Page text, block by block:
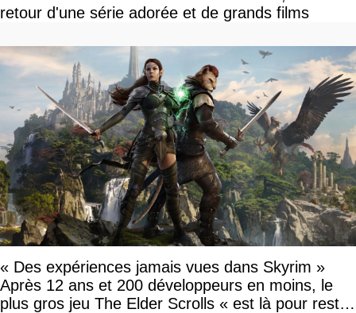
retour d'une série adorée et de grands films
« Des expériences jamais vues dans Skyrim »
Après 12 ans et 200 développeurs en moins, le
plus gros jeu The Elder Scrolls « est là pour rester